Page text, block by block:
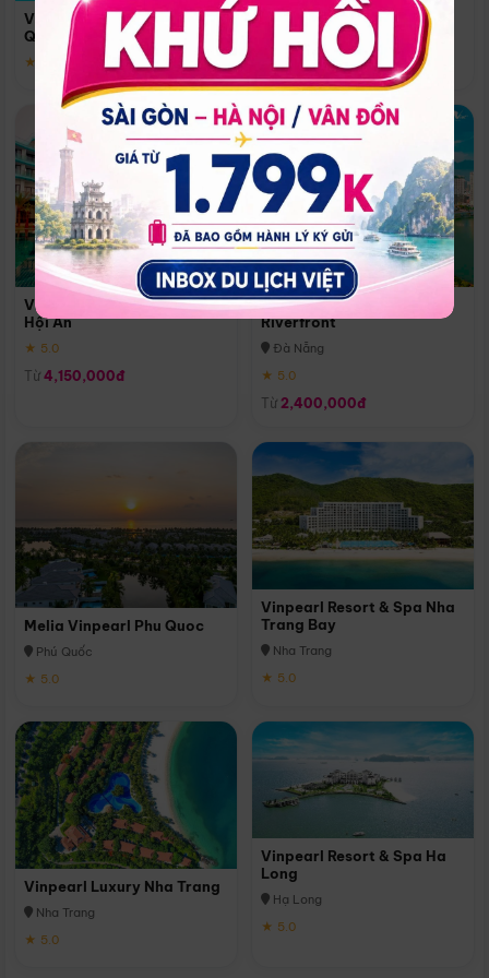
Vinpearl Resort & Spa Phu
Quoc
★ 5.0
Quoc
Phú Quốc
★ 5.0
Vinpearl Resort & Golf Nam
Hội An
★ 5.0
Từ 4,150,000đ
Melia Vinpearl Danang
Riverfront
Đà Nẵng
★ 5.0
Từ 2,400,000đ
Melia Vinpearl Phu Quoc
Phú Quốc
★ 5.0
Vinpearl Resort & Spa Nha
Trang Bay
Nha Trang
★ 5.0
Vinpearl Luxury Nha Trang
Nha Trang
★ 5.0
Vinpearl Resort & Spa Ha
Long
Hạ Long
★ 5.0